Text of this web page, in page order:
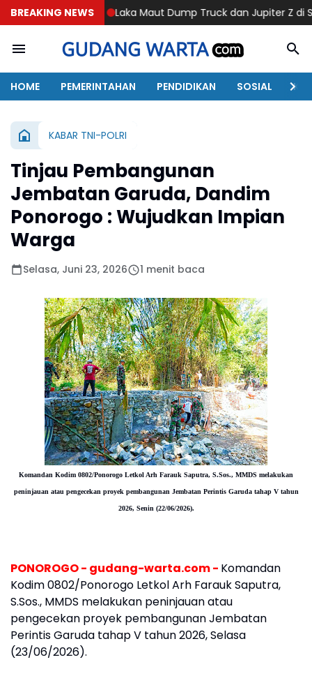
BREAKING NEWS
Laka Maut Dump Truck dan Jupiter Z di Sawoo
HOME PEMERINTAHAN PENDIDIKAN SOSIAL
KABAR TNI-POLRI
Tinjau Pembangunan
Jembatan Garuda, Dandim
Ponorogo : Wujudkan Impian
Warga
Selasa, Juni 23, 2026 1 menit baca
Komandan Kodim 0802/Ponorogo Letkol Arh Farauk Saputra, S.Sos., MMDS melakukan
peninjauan atau pengecekan proyek pembangunan Jembatan Perintis Garuda tahap V tahun
2026, Senin (22/06/2026).
PONOROGO - gudang-warta.com - Komandan
Kodim 0802/Ponorogo Letkol Arh Farauk Saputra,
S.Sos., MMDS melakukan peninjauan atau
pengecekan proyek pembangunan Jembatan
Perintis Garuda tahap V tahun 2026, Selasa
(23/06/2026).